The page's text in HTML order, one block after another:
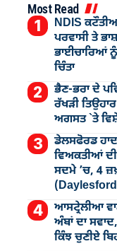
Most Read
NDIS
ਪਰਵਾਸੀ ਤੇ
ਭਾਈਚਾਰਿਆਂ
ਚਿੰਤਾ
ਭੈਣ-ਭਰਾ ਦੇ
ਰੱਖੜੀ
ਅਗਸਤ `ਤੇ
ਡੇਲਸਫੋਰਡ
ਵਿਅਕਤੀਆਂ
ਸਦਮੇ ’ਚ, 4
ਆਸਟ੍ਰੇਲੀਆ
ਅੰਬਾਂ ਦਾ
ਕਿੰਝ ਚੁਣੀਏ